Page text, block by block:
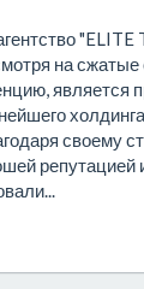
"ELITE
на
является
своему
репутацией